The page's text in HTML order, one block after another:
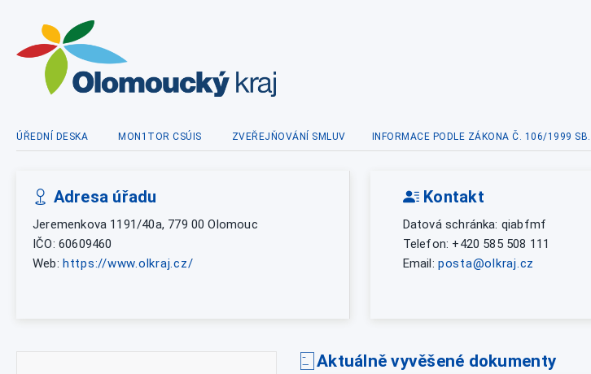
ÚŘEDNÍ DESKA MON1TOR CSÚIS ZVEŘEJŇOVÁNÍ SMLUV INFORMACE PODLE ZÁKONA Č. 106/1999 SB.
Adresa úřadu
Jeremenkova 1191/40a, 779 00 Olomouc
IČO: 60609460
Web: https://www.olkraj.cz/
Kontakt
Datová schránka: qiabfmf
Telefon: +420 585 508 111
Email: posta@olkraj.cz
Aktuálně vyvěšené dokumenty